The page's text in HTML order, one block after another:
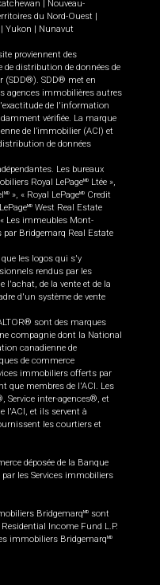
Nouveau-
du Nord-Ouest
Yukon Nunavut
proviennent des
de distribution de données de
(SDD®). SDD® met en
agences immobilières autres
de l'information
vérifiée. La marque
de l’immobilier (ACI) et
de données
Les bureaux
Royal LePageMD
Ltée »,
MD », « Royal LePageMD
Credit
MD West Real Estate
Les immeubles Mont-
Bridgemarq Real Estate
les logos qui s'y
rendus par les
l'achat, de la vente et de la
d'un système de vente
sont des marques
compagnie dont la National
canadienne de
de commerce
immobiliers offerts par
que membres de l'ACI. Les
Service inter-agences®, et
l'ACI, et ils servent à
les courtiers et
déposée de la Banque
les Services immobiliers
BridgemarqMD
sont
Income Fund L.P.
immobiliers BridgemarqMD